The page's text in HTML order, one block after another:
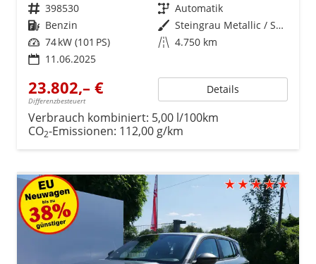
Fahrzeugnr. 398530 Getriebe Automatik
Kraftstoff Benzin Außenfarbe
Steingrau Metallic / Schwarz
Leistung 74 kW (101 PS) Kilometerstand 4.750 km
11.06.2025
23.802,– €
Differenzbesteuert
Details
Verbrauch kombiniert: 5,00 l/100km
CO2-Emissionen: 112,00 g/km